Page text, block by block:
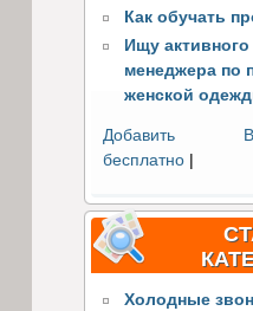
Как обучать
Ищу активного
менеджера по
женской
Добавить
бесплатно|
Холодные